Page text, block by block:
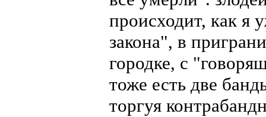
происходит, как я
закона", в
городке, с
тоже есть две
торгуя